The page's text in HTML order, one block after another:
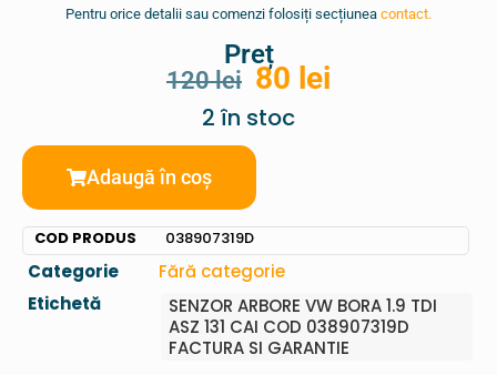
Pentru orice detalii sau comenzi folosiți secțiunea contact.
Preț
120lei 80 lei
2 în stoc
Adaugă în coș
COD PRODUS 038907319D
Categorie
Fără categorie
Etichetă
SENZOR ARBORE VW BORA 1.9 TDI
ASZ 131 CAI COD 038907319D
FACTURA SI GARANTIE